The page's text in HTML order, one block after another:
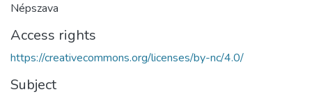
Népszava
Access rights
https://creativecommons.org/licenses/by-nc/4.0/
Subject